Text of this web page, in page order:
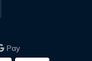
Pay